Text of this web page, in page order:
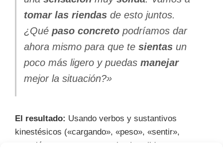
tomar las riendas de esto juntos.
¿Qué paso concreto podríamos dar
ahora mismo para que te sientas un
poco más ligero y puedas manejar
mejor la situación?»
El resultado: Usando verbos y sustantivos
kinestésicos («cargando», «peso», «sentir»,
«presión», «tomar», «manejar»), validas su